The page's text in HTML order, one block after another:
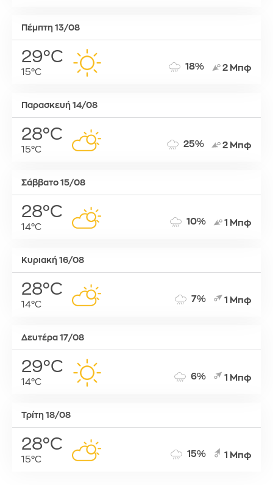
Πέμπτη 13/08
29°C
15°C
18% 2 Μπφ
Παρασκευή 14/08
28°C
15°C
25% 2 Μπφ
Σάββατο 15/08
28°C
14°C
10% 1 Μπφ
Κυριακή 16/08
28°C
14°C
7% 1 Μπφ
Δευτέρα 17/08
29°C
14°C
6% 1 Μπφ
Τρίτη 18/08
28°C
15°C
15% 1 Μπφ